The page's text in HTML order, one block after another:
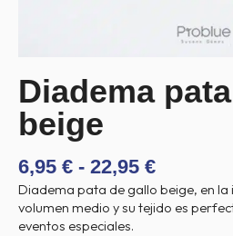
Diadema
beige
6,95 € - 22,95 €RANGO
DE
DESDE
Diadema pata de gallo beige, en la
volumen medio y su tejido es
eventos especiales.